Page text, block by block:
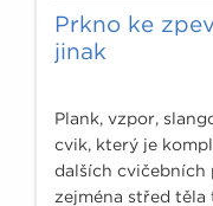
Prkno ke
jinak
Plank, vzpor,
cvik, který je
dalších cvičebních
zejména střed těla